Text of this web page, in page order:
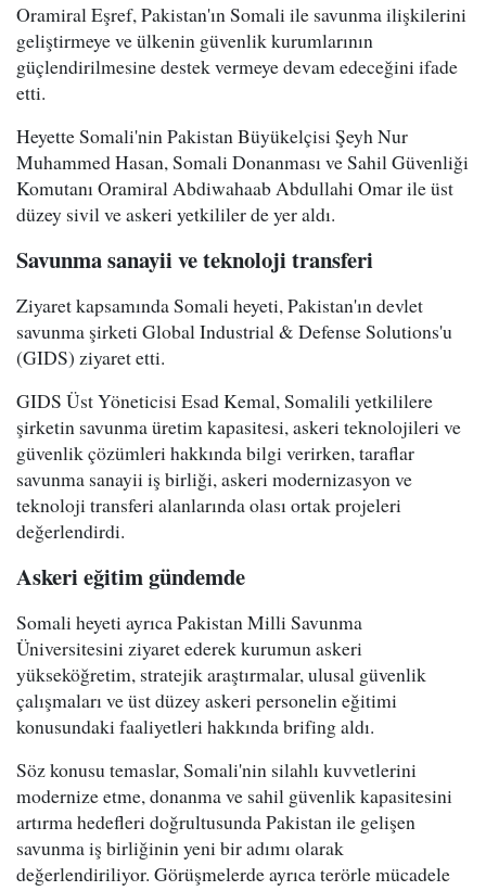
Oramiral Eşref, Pakistan'ın Somali ile savunma ilişkilerini
geliştirmeye ve ülkenin güvenlik kurumlarının
güçlendirilmesine destek vermeye devam edeceğini ifade
etti.
Heyette Somali'nin Pakistan Büyükelçisi Şeyh Nur
Muhammed Hasan, Somali Donanması ve Sahil Güvenliği
Komutanı Oramiral Abdiwahaab Abdullahi Omar ile üst
düzey sivil ve askeri yetkililer de yer aldı.
Savunma sanayii ve teknoloji transferi
Ziyaret kapsamında Somali heyeti, Pakistan'ın devlet
savunma şirketi Global Industrial & Defense Solutions'u
(GIDS) ziyaret etti.
GIDS Üst Yöneticisi Esad Kemal, Somalili yetkililere
şirketin savunma üretim kapasitesi, askeri teknolojileri ve
güvenlik çözümleri hakkında bilgi verirken, taraflar
savunma sanayii iş birliği, askeri modernizasyon ve
teknoloji transferi alanlarında olası ortak projeleri
değerlendirdi.
Askeri eğitim gündemde
Somali heyeti ayrıca Pakistan Milli Savunma
Üniversitesini ziyaret ederek kurumun askeri
yükseköğretim, stratejik araştırmalar, ulusal güvenlik
çalışmaları ve üst düzey askeri personelin eğitimi
konusundaki faaliyetleri hakkında brifing aldı.
Söz konusu temaslar, Somali'nin silahlı kuvvetlerini
modernize etme, donanma ve sahil güvenlik kapasitesini
artırma hedefleri doğrultusunda Pakistan ile gelişen
savunma iş birliğinin yeni bir adımı olarak
değerlendiriliyor. Görüşmelerde ayrıca terörle mücadele